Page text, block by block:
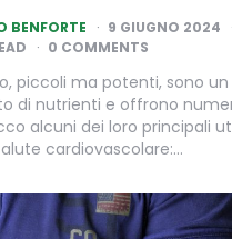
BENFORTE
9 GIUGNO 2024
0 COMMENTS
piccoli ma potenti, sono un
di nutrienti e offrono
alcuni dei loro principali
cardiovascolare:…